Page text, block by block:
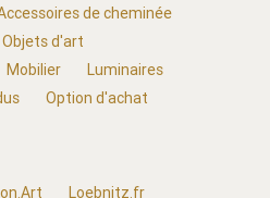
de cheminée
Objets d'art
Mobilier
Luminaires
Option d'achat
Loebnitz.fr